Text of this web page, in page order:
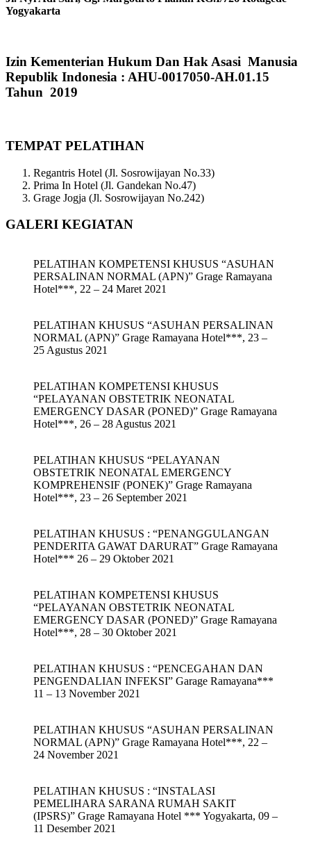
Yogyakarta
Izin Kementerian Hukum Dan Hak Asasi Manusia
Republik Indonesia : AHU-0017050-AH.01.15
Tahun 2019
TEMPAT PELATIHAN
Regantris Hotel (Jl. Sosrowijayan No.33)
Prima In Hotel (Jl. Gandekan No.47)
Grage Jogja (Jl. Sosrowijayan No.242)
GALERI KEGIATAN
PELATIHAN KOMPETENSI KHUSUS “ASUHAN
PERSALINAN NORMAL (APN)” Grage Ramayana
Hotel***, 22 – 24 Maret 2021
PELATIHAN KHUSUS “ASUHAN PERSALINAN
NORMAL (APN)” Grage Ramayana Hotel***, 23 –
25 Agustus 2021
PELATIHAN KOMPETENSI KHUSUS
“PELAYANAN OBSTETRIK NEONATAL
EMERGENCY DASAR (PONED)” Grage Ramayana
Hotel***, 26 – 28 Agustus 2021
PELATIHAN KHUSUS “PELAYANAN
OBSTETRIK NEONATAL EMERGENCY
KOMPREHENSIF (PONEK)” Grage Ramayana
Hotel***, 23 – 26 September 2021
PELATIHAN KHUSUS : “PENANGGULANGAN
PENDERITA GAWAT DARURAT” Grage Ramayana
Hotel*** 26 – 29 Oktober 2021
PELATIHAN KOMPETENSI KHUSUS
“PELAYANAN OBSTETRIK NEONATAL
EMERGENCY DASAR (PONED)” Grage Ramayana
Hotel***, 28 – 30 Oktober 2021
PELATIHAN KHUSUS : “PENCEGAHAN DAN
PENGENDALIAN INFEKSI” Garage Ramayana***
11 – 13 November 2021
PELATIHAN KHUSUS “ASUHAN PERSALINAN
NORMAL (APN)” Grage Ramayana Hotel***, 22 –
24 November 2021
PELATIHAN KHUSUS : “INSTALASI
PEMELIHARA SARANA RUMAH SAKIT
(IPSRS)” Grage Ramayana Hotel *** Yogyakarta, 09 –
11 Desember 2021